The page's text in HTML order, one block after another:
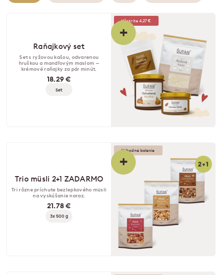
+
Ušetrite 4,27 €
Raňajkový set
Set s ryžovou kašou, odvarenou
hruškou a mandľovým maslom —
krémové raňajky za pár minút.
18.29 €
Set
+
Výhodné balenie
Trio müsli 2+1 ZADARMO
Tri rôzne príchute bezlepkového müsli
na vyskúšanie naraz.
21.78 €
3x 500 g